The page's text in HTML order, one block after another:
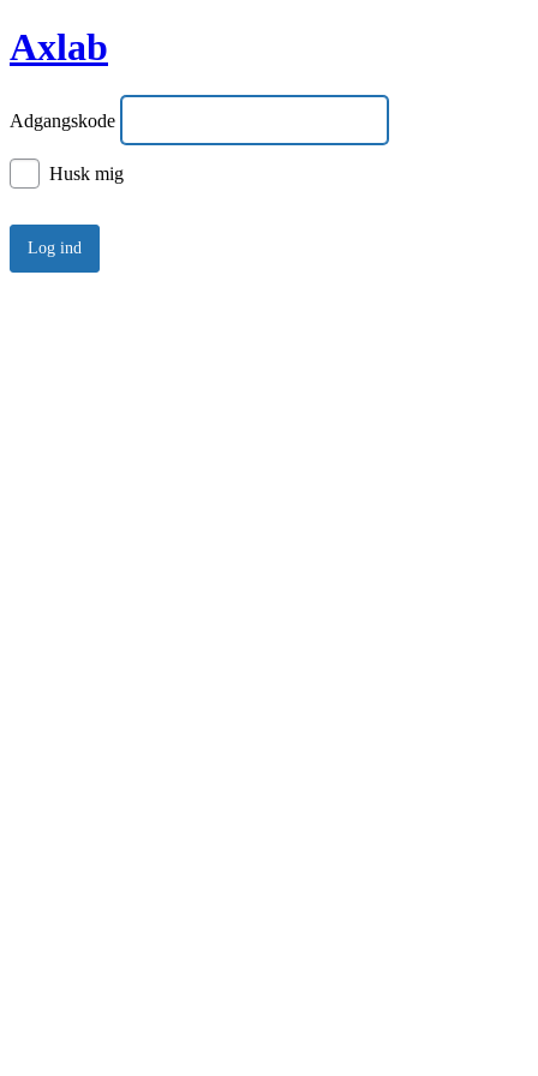
Axlab
Adgangskode
Husk mig